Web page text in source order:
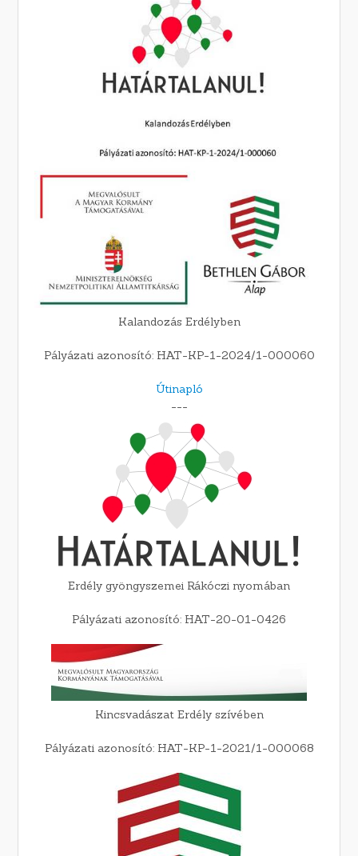
Kalandozás Erdélyben
Pályázati azonosító: HAT-KP-1-2024/1-000060
Útinapló
---
Erdély gyöngyszemei Rákóczi nyomában
Pályázati azonosító: HAT-20-01-0426
Kincsvadászat Erdély szívében
Pályázati azonosító: HAT-KP-1-2021/1-000068